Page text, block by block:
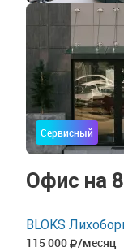
Сервисный
Офис на
BLOKS
115 000 /месяц